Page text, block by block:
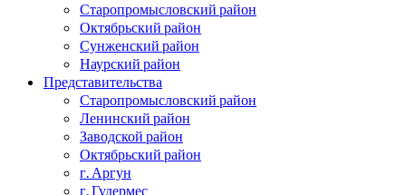
Старопромысловский район
Октябрьский район
Сунженский район
Наурский район
Представительства
Старопромысловский район
Ленинский район
Заводской район
Октябрьский район
г. Аргун
г. Гудермес